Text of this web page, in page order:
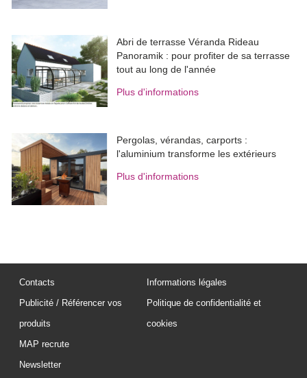
Abri de terrasse Véranda Rideau
Panoramik : pour profiter de sa terrasse
tout au long de l'année
Plus d'informations
Pergolas, vérandas, carports :
l'aluminium transforme les extérieurs
Plus d'informations
Contacts
Publicité / Référencer vos
produits
MAP recrute
Newsletter
Informations légales
Politique de confidentialité et
cookies